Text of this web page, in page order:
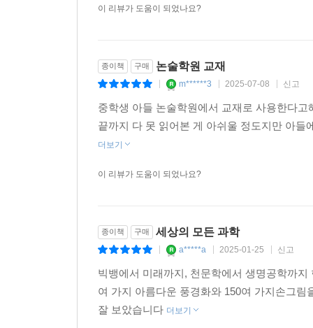
덴마크의 요거트 회사 다니스코Danisco 연구원
지바이러스들은 유산균 속에서 점점 불어나다가
구원들은 일부 유산균들이 파지바이러스에 잠식
봤습니다. 그랬더니 모두 특정 유전자가 활성화
스의 DNA가 들어 있었습니다. 바로 이 특정 유전
는 마치 현상수배 전단지 같은 역할을 합니다. ‘이
갈 수밖에 없는 것처럼 말입니다. 이렇게 해서 그
있어서 생겨난다는 겁니다. 마치 트램펄린 위에
로 굴러가는 것처럼, 시공간이 휘어지면 그쪽을
--- 「12장 천문학」 중에서
과학》은 장엄한 생명의 역사를 일궈온 전 지
버전’ 두 가지 풍경으로 보여주며 생각할 거리
중에서도 “영원한 스테디셀러”(최재천)로서 클래
종이책 구매 논술학원 교재
| m******3 | 2025-07-08 | 신고
중학생 아들 논술학원에서 교재로 사용한다
끝까지 다 못 읽어본 게 아쉬울 정도지만 아
종이책 구매 세상의 모든 과학
| a*****a | 2025-01-25 | 신고
빅뱅에서 미래까지, 천문학에서 생명공학까
여 가지 아름다운 풍경화와 150여 가지손그